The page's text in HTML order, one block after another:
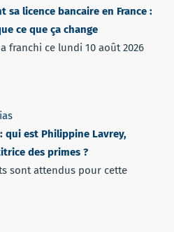
sa licence bancaire en France :
ce que ça change
franchi ce lundi 10 août 2026
qui est Philippine Lavrey,
des primes ?
sont attendus pour cette